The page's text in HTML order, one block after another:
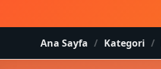
Ana Sayfa Kategori